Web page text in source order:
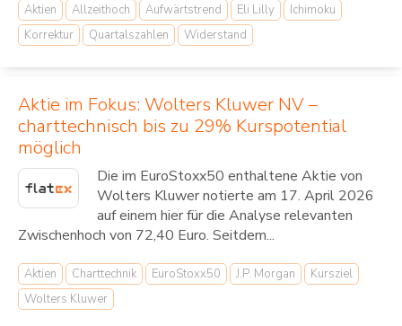
Aktien Allzeithoch Aufwärtstrend Eli Lilly
Ichimoku
Korrektur
Quartalszahlen Widerstand
Aktie im Fokus: Wolters Kluwer NV –
charttechnisch bis zu 29% Kurspotential
möglich
Die im EuroStoxx50 enthaltene Aktie von
Wolters Kluwer notierte am 17. April 2026
auf einem hier für die Analyse relevanten
Zwischenhoch von 72,40 Euro. Seitdem...
Aktien Charttechnik EuroStoxx50 J.P. Morgan
Kursziel
Wolters Kluwer